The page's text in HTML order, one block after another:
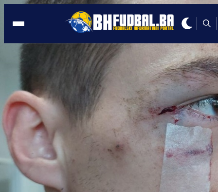
23:07, 03.02.2026
EKSKLUZIVNO: Emir Karalić napušta
Vitez, ide u inostranstvo uz